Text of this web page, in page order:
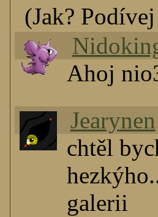
(Jak?
Ahoj
Jearynen
chtěl
galerii